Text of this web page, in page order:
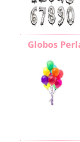
Globos